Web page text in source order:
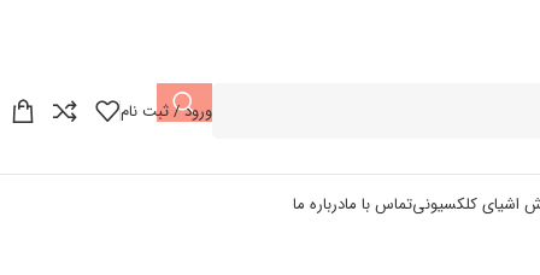
ورود / ثبت نام
اشیای کلکسیونیتماس با مادرباره ما